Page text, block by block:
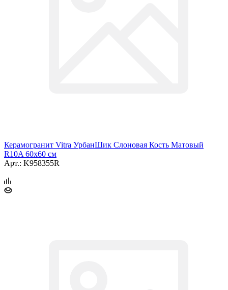
Керамогранит Vitra УрбанШик Слоновая Кость Матовый
R10A 60x60 см
Арт.: K958355R